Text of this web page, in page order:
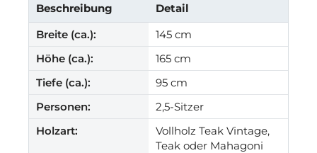
Beschreibung
Detail
Breite (ca.):
145 cm
Höhe (ca.):
165 cm
Tiefe (ca.):
95 cm
Personen:
2,5-Sitzer
Holzart:
Vollholz Teak Vintage,
Teak oder Mahagoni